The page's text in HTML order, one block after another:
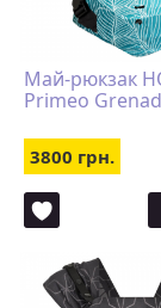
Май-рюкзак
Primeo
3800 грн.